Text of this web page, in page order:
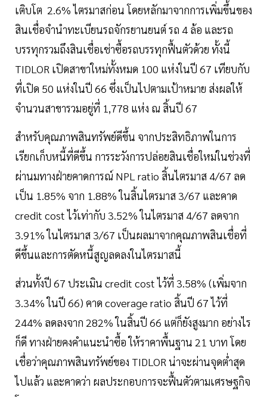
เติบโต 2.6% ไตรมาสก่อน โดยหลักมาจากการเพิ่มขึ้นของ
สินเชื่อจำนำทะเบียนรถจักรยานยนต์ รถ 4 ล้อ และรถ
บรรทุกรวมถึงสินเชื่อเช่าซื้อรถบรรทุกฟื้นตัวด้วย ทั้งนี้
TIDLOR เปิดสาขาใหม่ทั้งหมด 100 แห่งในปี 67 เทียบกับ
ที่เปิด 50 แห่งในปี 66 ซึ่งเป็นไปตามเป้าหมาย ส่งผลให้
จำนวนสาขารวมอยู่ที่ 1,778 แห่ง ณ สิ้นปี 67
สำหรับคุณภาพสินทรัพย์ดีขึ้น จากประสิทธิภาพในการ
เรียกเก็บหนี้ที่ดีขึ้น การระวังการปล่อยสินเชื่อใหม่ในช่วงที่
ผ่านมทางฝ่ายคาดการณ์ NPL ratio สิ้นไตรมาส 4/67 ลด
เป็น 1.85% จาก 1.88% ในสิ้นไตรมาส 3/67 และคาด
credit cost ไว้เท่ากับ 3.52% ในไตรมาส 4/67 ลดจาก
3.91% ในไตรมาส 3/67 เป็นผลมาจากคุณภาพสินเชื่อที่
ดีขึ้นและการตัดหนี้สูญลดลงในไตรมาสนี้
ส่วนทั้งปี 67 ประเมิน credit cost ไว้ที่ 3.58% (เพิ่มจาก
3.34% ในปี 66) คาด coverage ratio สิ้นปี 67 ไว้ที่
244% ลดลงจาก 282% ในสิ้นปี 66 แต่ก็ยังสูงมาก อย่างไร
ก็ดี ทางฝ่ายคงคำแนะนำซื้อ ให้ราคาพื้นฐาน 21 บาท โดย
เชื่อว่าคุณภาพสินทรัพย์ของ TIDLOR น่าจะผ่านจุดต่ำสุด
ไปแล้ว และคาดว่า ผลประกอบการจะฟื้นตัวตามเศรษฐกิจ